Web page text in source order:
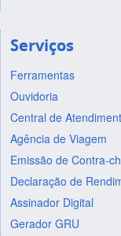
Serviços
Ferramentas
Ouvidoria
Central de
Agência de Viagem
Emissão de Contra-
Declaração de
Assinador Digital
Gerador GRU